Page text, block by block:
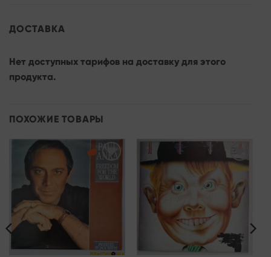
ДОСТАВКА
Нет доступных тарифов на доставку для этого
продукта.
ПОХОЖИЕ ТОВАРЫ
Add to
Add to